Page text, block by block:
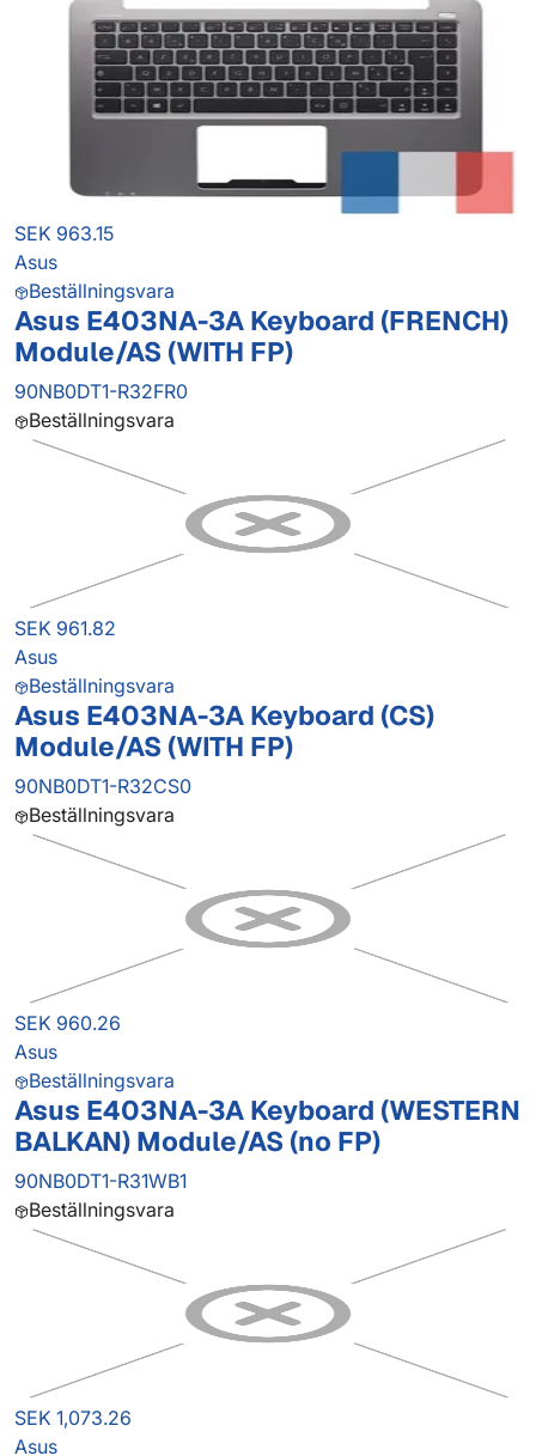
SEK 963.15
Asus
Beställningsvara
Asus E403NA-3A Keyboard (FRENCH)
Module/AS (WITH FP)
90NB0DT1-R32FR0
Beställningsvara
SEK 961.82
Asus
Beställningsvara
Asus E403NA-3A Keyboard (CS)
Module/AS (WITH FP)
90NB0DT1-R32CS0
Beställningsvara
SEK 960.26
Asus
Beställningsvara
Asus E403NA-3A Keyboard (WESTERN
BALKAN) Module/AS (no FP)
90NB0DT1-R31WB1
Beställningsvara
SEK 1,073.26
Asus